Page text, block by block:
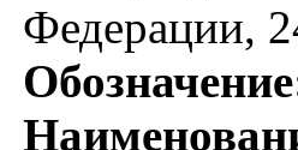
Федерации,